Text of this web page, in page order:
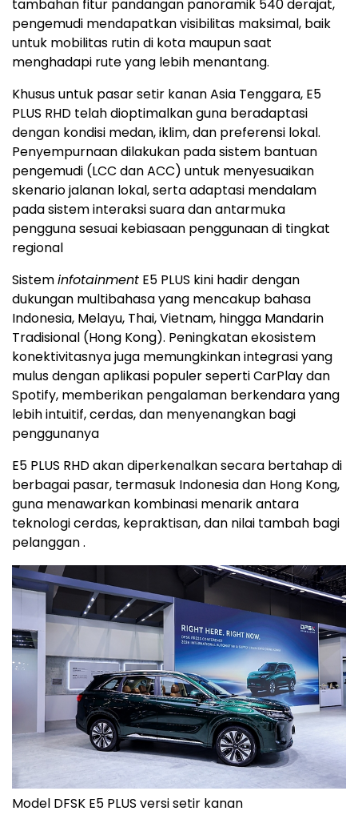
tambahan fitur pandangan panoramik 540 derajat,
pengemudi mendapatkan visibilitas maksimal, baik
untuk mobilitas rutin di kota maupun saat
menghadapi rute yang lebih menantang.
Khusus untuk pasar setir kanan Asia Tenggara, E5
PLUS RHD telah dioptimalkan guna beradaptasi
dengan kondisi medan, iklim, dan preferensi lokal.
Penyempurnaan dilakukan pada sistem bantuan
pengemudi (LCC dan ACC) untuk menyesuaikan
skenario jalanan lokal, serta adaptasi mendalam
pada sistem interaksi suara dan antarmuka
pengguna sesuai kebiasaan penggunaan di tingkat
regional
Sisteminfotainment E5 PLUS kini hadir dengan
dukungan multibahasa yang mencakup bahasa
Indonesia, Melayu, Thai, Vietnam, hingga Mandarin
Tradisional (Hong Kong). Peningkatan ekosistem
konektivitasnya juga memungkinkan integrasi yang
mulus dengan aplikasi populer seperti CarPlay dan
Spotify, memberikan pengalaman berkendara yang
lebih intuitif, cerdas, dan menyenangkan bagi
penggunanya
E5 PLUS RHD akan diperkenalkan secara bertahap di
berbagai pasar, termasuk Indonesia dan Hong Kong,
guna menawarkan kombinasi menarik antara
teknologi cerdas, kepraktisan, dan nilai tambah bagi
pelanggan .
Model DFSK E5 PLUS versi setir kanan